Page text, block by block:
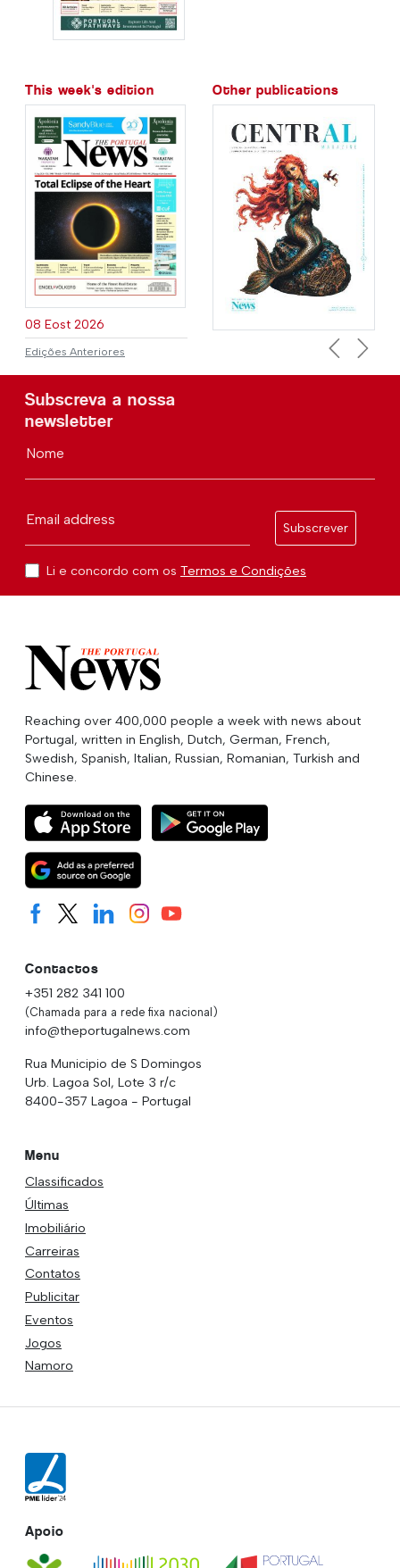
This week's edition
08 Eost 2026
Edições Anteriores
Other publications
Previous
Next
Subscreva a nossa
newsletter
Nome
Email address
Subscrever
Li e concordo com os Termos e Condições
Reaching over 400,000 people a week with news about
Portugal, written in English, Dutch, German, French,
Swedish, Spanish, Italian, Russian, Romanian, Turkish and
Chinese.
Contactos
+351 282 341 100
(Chamada para a rede fixa nacional)
info@theportugalnews.com
Rua Municipio de S Domingos
Urb. Lagoa Sol, Lote 3 r/c
8400-357 Lagoa - Portugal
Menu
Classificados
Últimas
Imobiliário
Carreiras
Contatos
Publicitar
Eventos
Jogos
Namoro
Apoio